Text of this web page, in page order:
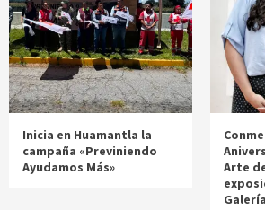
Inicia en Huamantla la
campaña «Previniendo
Ayudamos Más»
Arte